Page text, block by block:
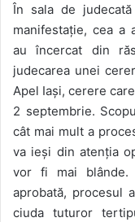
În sala de
manifestație, cea a
au încercat din
judecarea unei
Apel Iași, cerere
2 septembrie.
cât mai mult a
va ieși din atenția
vor fi mai blânde.
aprobată, procesul
ciuda tuturor